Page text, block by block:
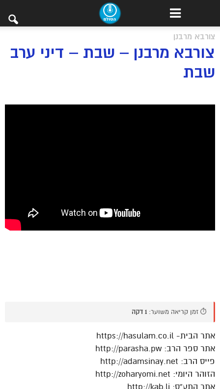
צורבא מרבנן
צורבא מרבנן – שבת – דיני ערב
שבת
⏱️ זמן קריאה משוער: 1 דקה
אתר הבית- https://hasulam.co.il
אתר ספר הרב: http://parasha.pw
פייס הרב: http://adamsinay.net
הזוהר היומי: http://zoharyomi.net
אתר התע”ס: http://kab.li